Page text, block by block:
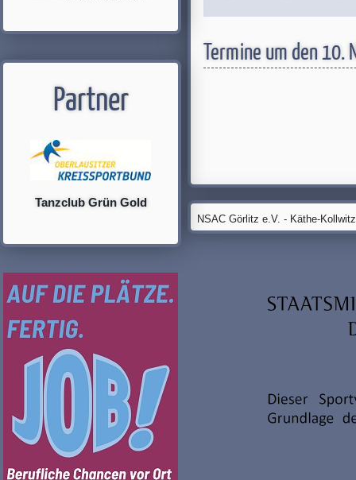
Termine um den 10.
NSAC Görlitz e.V. - Käthe-
Partner
Tanzclub Grün Gold